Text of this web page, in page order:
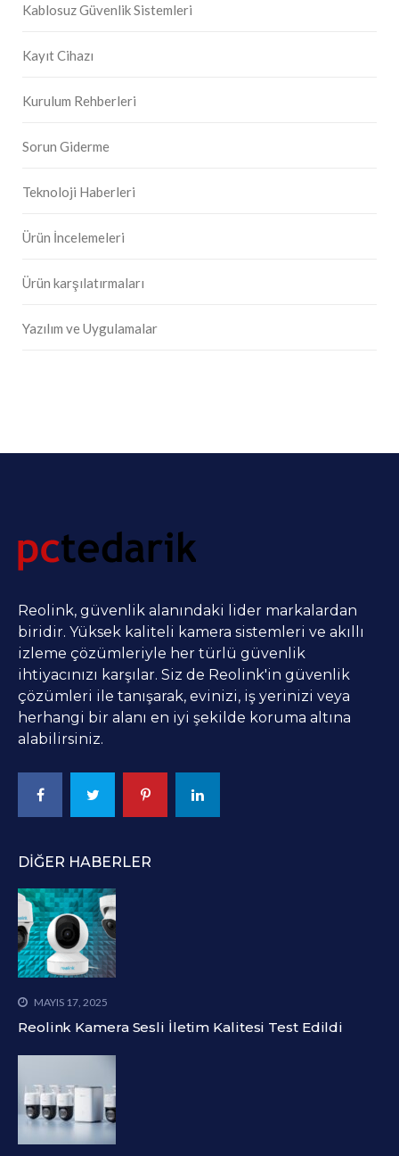
Kablosuz Güvenlik Sistemleri
Kayıt Cihazı
Kurulum Rehberleri
Sorun Giderme
Teknoloji Haberleri
Ürün İncelemeleri
Ürün karşılatırmaları
Yazılım ve Uygulamalar
Reolink, güvenlik alanındaki lider markalardan
biridir. Yüksek kaliteli kamera sistemleri ve akıllı
izleme çözümleriyle her türlü güvenlik
ihtiyacınızı karşılar. Siz de Reolink'in güvenlik
çözümleri ile tanışarak, evinizi, iş yerinizi veya
herhangi bir alanı en iyi şekilde koruma altına
alabilirsiniz.
DIĞER HABERLER
MAYIS 17, 2025
Reolink Kamera Sesli İletim Kalitesi Test Edildi